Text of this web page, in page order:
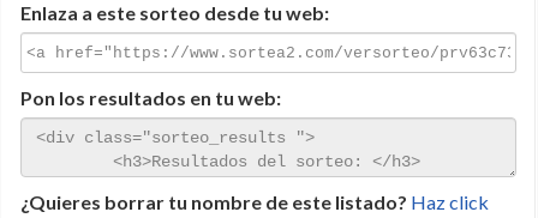
Enlaza a este sorteo desde tu web:
Pon los resultados en tu web:
¿Quieres borrar tu nombre de este listado? Haz click